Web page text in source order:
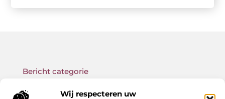
Wij respecteren uw
Bericht categorie